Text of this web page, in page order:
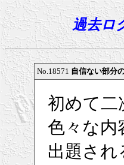
過去ロ
No.18571 自信ない部分
初めて二
色々な内
出題され